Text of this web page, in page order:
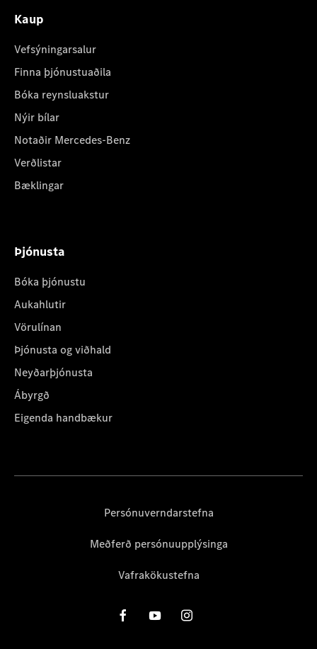
Kaup
Vefsýningarsalur
Finna þjónustuaðila
Bóka reynsluakstur
Nýir bílar
Notaðir Mercedes-Benz
Verðlistar
Bæklingar
Þjónusta
Bóka þjónustu
Aukahlutir
Vörulínan
Þjónusta og viðhald
Neyðarþjónusta
Ábyrgð
Eigenda handbækur
Persónuverndarstefna
Meðferð persónuupplýsinga
Vafrakökustefna